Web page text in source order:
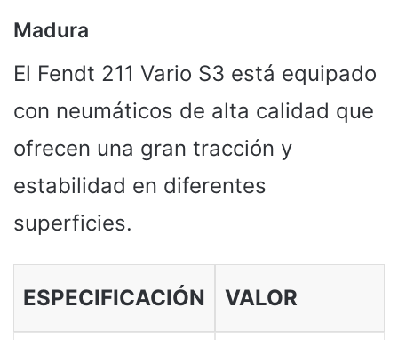
Madura
El Fendt 211 Vario S3 está equipado
con neumáticos de alta calidad que
ofrecen una gran tracción y
estabilidad en diferentes
superficies.
ESPECIFICACIÓN VALOR